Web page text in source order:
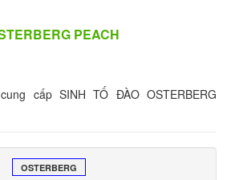
PEACH
cấp SINH TỐ ĐÀO OSTERBERG
OSTERBERG